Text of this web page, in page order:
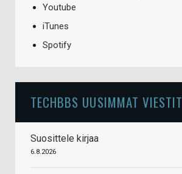
Youtube
iTunes
Spotify
TECHBBS UUSIMMAT VIESTIT
Suosittele kirjaa
6.8.2026